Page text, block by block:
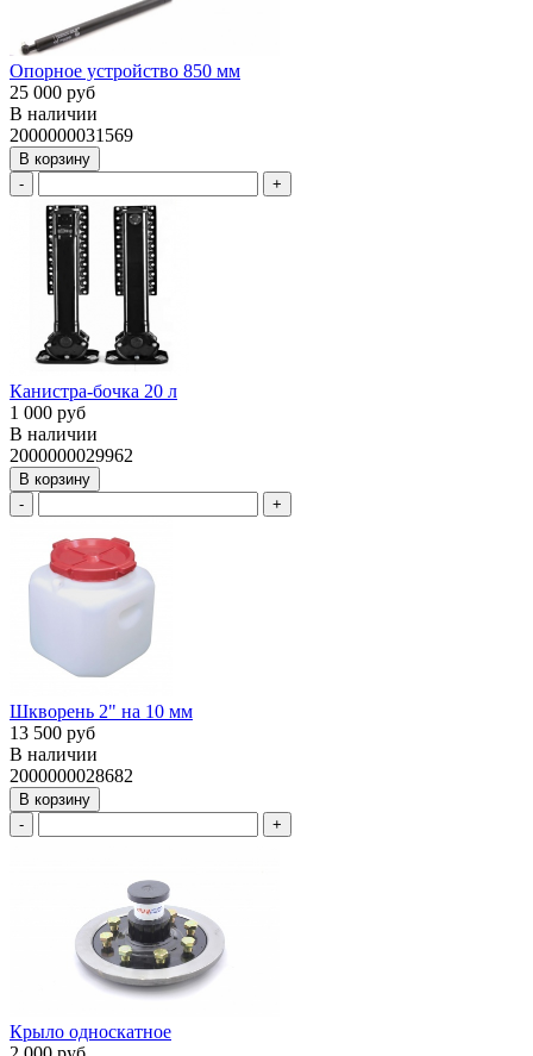
Опорное устройство 850 мм
25 000 руб
В наличии
2000000031569
В корзину
-
+
Канистра-бочка 20 л
1 000 руб
В наличии
2000000029962
В корзину
-
+
Шкворень 2" на 10 мм
13 500 руб
В наличии
2000000028682
В корзину
-
+
Крыло односкатное